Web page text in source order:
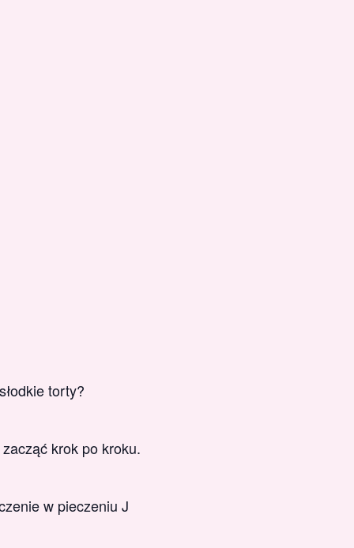
torty?
krok po kroku.
w pieczeniu J